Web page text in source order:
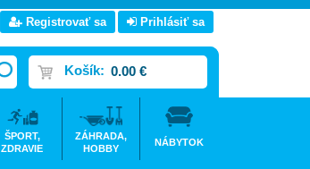
Registrovať sa Prihlásiť sa
Košík: 0.00 €
ŠPORT,
ZDRAVIE
ZÁHRADA,
HOBBY
NÁBYTOK